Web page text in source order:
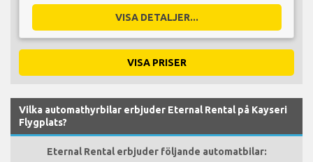
VISA DETALJER...
VISA PRISER
Vilka automathyrbilar erbjuder Eternal Rental på Kayseri
Flygplats?
Eternal Rental erbjuder följande automatbilar: